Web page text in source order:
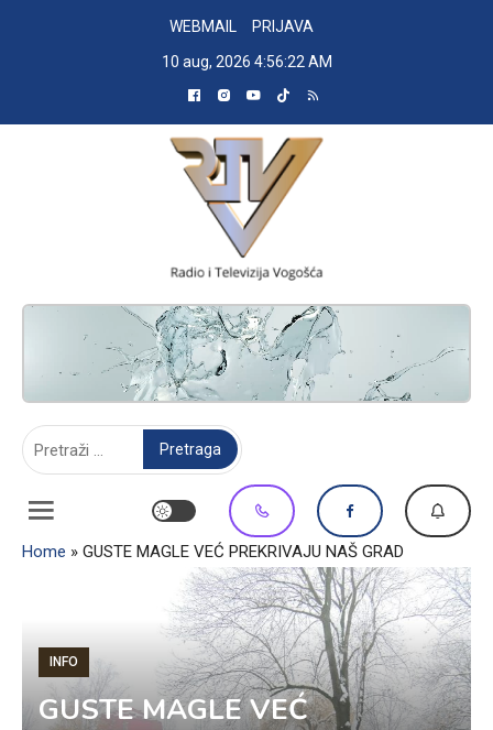
WEBMAIL
PRIJAVA
10 aug, 2026 4:56:23 AM
RADIO TELEVIZIJA VOGOŠĆA
Home » GUSTE MAGLE VEĆ PREKRIVAJU NAŠ GRAD
INFO
GUSTE MAGLE VEĆ